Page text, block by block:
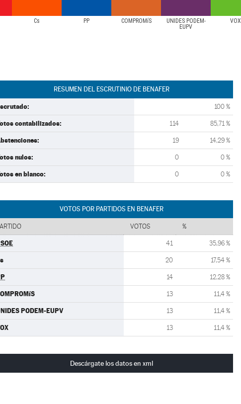
Cs PP COMPROMíS
UNIDES PODEM-
EUPV
VOX
RESUMEN DEL ESCRUTINIO DE BENAFER
100 %
contabilizados: 114 85,71 %
19 14,29 %
nulos: 0 0 %
en blanco: 0 0 %
VOTOS POR PARTIDOS EN BENAFER
VOTOS %
41 35,96 %
20 17,54 %
14 12,28 %
13 11,4 %
PODEM-EUPV 13 11,4 %
13 11,4 %
Descárgate los datos en xml